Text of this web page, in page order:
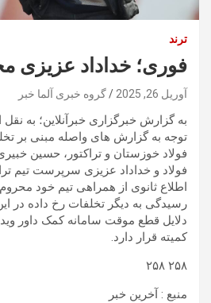
ترند
فوری؛ خداداد عزیزی
آوریل 26, 2025 گروه خبری آلما خبر
به گزارش خبرگزاری خبرآنلاین؛ به
توجه به گزارش های واصله مبنی بر
فولاد خوزستان و تراکتور، حسین
فولاد و خداداد عزیزی سرپرست تیم
اطلاع ثانوی از همراهی تیم خود
رسیدگی به دیگر تخلفات رخ داده در
دلایل قطع موقت سامانه کمک داور
کمیته قرار دارد.
۲۵۸ ۲۵۸
منبع : آخرین خبر